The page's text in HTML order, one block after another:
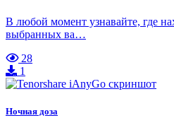
В любой момент узнавайте, где
выбранных ва…
28
1
Ночная доза